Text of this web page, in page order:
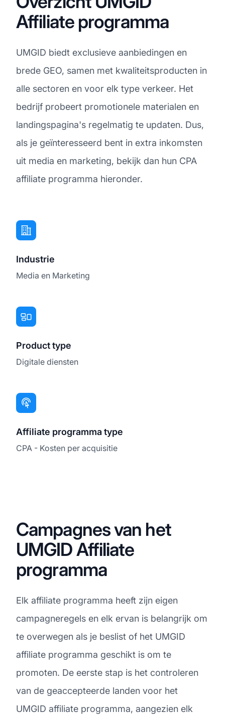
Affiliate programma
UMGID biedt exclusieve aanbiedingen en
brede GEO, samen met kwaliteitsproducten in
alle sectoren en voor elk type verkeer. Het
bedrijf probeert promotionele materialen en
landingspagina's regelmatig te updaten. Dus,
als je geïnteresseerd bent in extra inkomsten
uit media en marketing, bekijk dan hun CPA
affiliate programma hieronder.
Industrie
Media en Marketing
Product type
Digitale diensten
Affiliate programma type
CPA - Kosten per acquisitie
Campagnes van het
UMGID Affiliate
programma
Elk affiliate programma heeft zijn eigen
campagneregels en elk ervan is belangrijk om
te overwegen als je beslist of het UMGID
affiliate programma geschikt is om te
promoten. De eerste stap is het controleren
van de geaccepteerde landen voor het
UMGID affiliate programma, aangezien elk